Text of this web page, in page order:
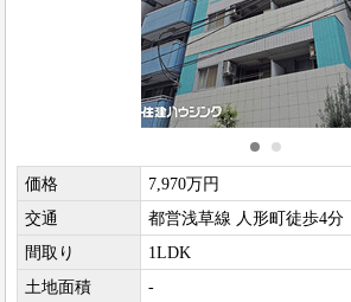
価格
7,970万円
交通
都営浅草線 人形町徒歩4分
間取り
1LDK
土地面積
-